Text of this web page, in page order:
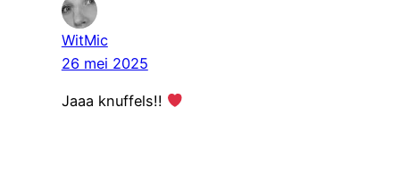
WitMic
26 mei 2025
Jaaa knuffels!!